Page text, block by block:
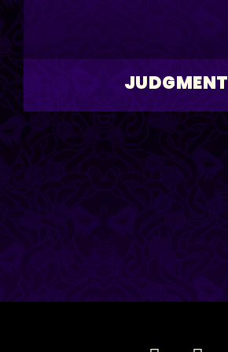
JUDGMENT